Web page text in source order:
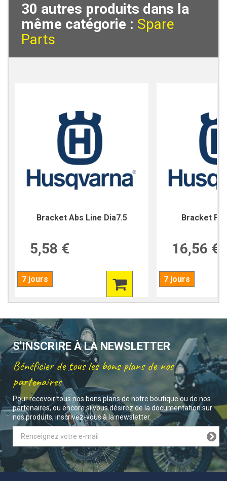
30 autres produits dans la
même catégorie : Spare
Parts
Bracket Abs Line Dia7.5
5,58 €
7 jours
Bracket
16,56 €
7 jours
S'INSCRIRE À LA NEWSLETTER
Bénéficier de tous les bons plans de nos
partenaires
Pour recevoir tous nos bons plans de notre boutique ou de nos
partenaires, ou encore si vous désirez de la documentation sur
nos produits, inscrivez-vous à la newsletter.